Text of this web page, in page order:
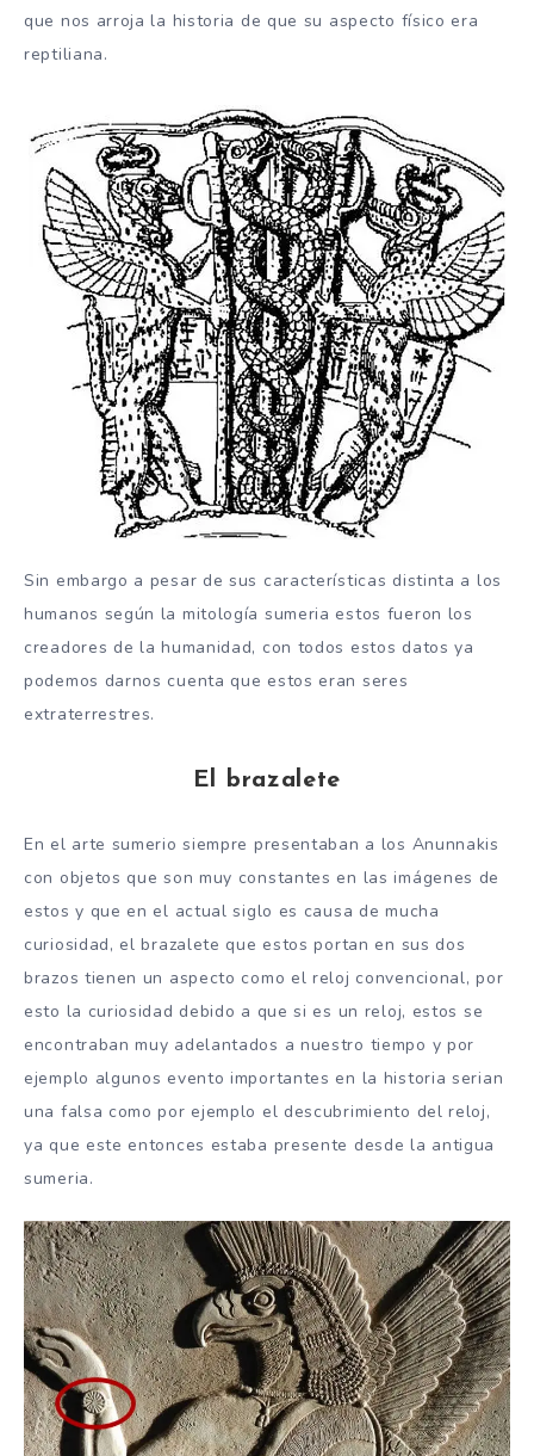
que nos arroja la historia de que su aspecto físico era
reptiliana.
Sin embargo a pesar de sus características distinta a los
humanos según la mitología sumeria estos fueron los
creadores de la humanidad, con todos estos datos ya
podemos darnos cuenta que estos eran seres
extraterrestres.
El brazalete
En el arte sumerio siempre presentaban a los Anunnakis
con objetos que son muy constantes en las imágenes de
estos y que en el actual siglo es causa de mucha
curiosidad, el brazalete que estos portan en sus dos
brazos tienen un aspecto como el reloj convencional, por
esto la curiosidad debido a que si es un reloj, estos se
encontraban muy adelantados a nuestro tiempo y por
ejemplo algunos evento importantes en la historia serian
una falsa como por ejemplo el descubrimiento del reloj,
ya que este entonces estaba presente desde la antigua
sumeria.